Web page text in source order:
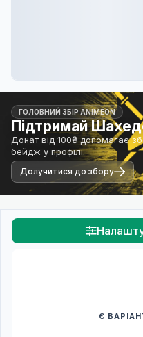
ГОЛОВНИЙ ЗБІР ANIMEON
Підтримай
Донат від 100₴ допомагає
бейдж у профілі.
Долучитися до збору
Є